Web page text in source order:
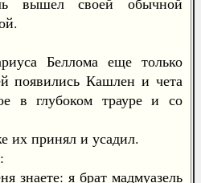
Беллома еще только
появились Кашлен и чета
в глубоком трауре и со
принял и усадил.
я брат мадмуазель